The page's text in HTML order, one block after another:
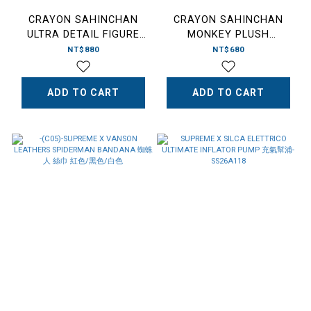
CRAYON SAHINCHAN
ULTRA DETAIL FIGURE
UDF 電影版公仔 戰國大會戰
井尻又兵衛由俊 武士
NT$880
ADD TO CART
CRAYON SAHINCHAN
MONKEY PLUSH
PENDANT 電影版娃娃吊飾
風起雲湧大森林 長臂白猴子
NT$680
ADD TO CART